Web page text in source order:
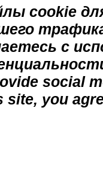
cookie
с
social
you